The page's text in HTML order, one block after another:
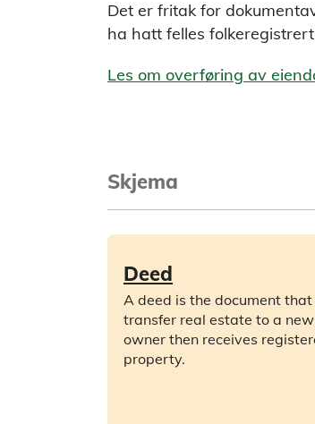
Det er fritak for
ha hatt felles
Les om overføring av
Skjema
Deed
A deed is the document
transfer real estate to a
owner then receives
property.